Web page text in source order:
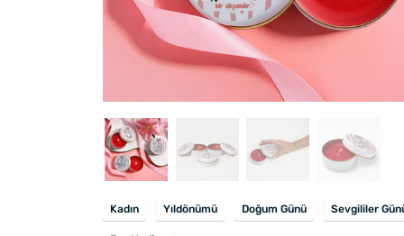
Kadın Yıldönümü Doğum Günü Sevgililer